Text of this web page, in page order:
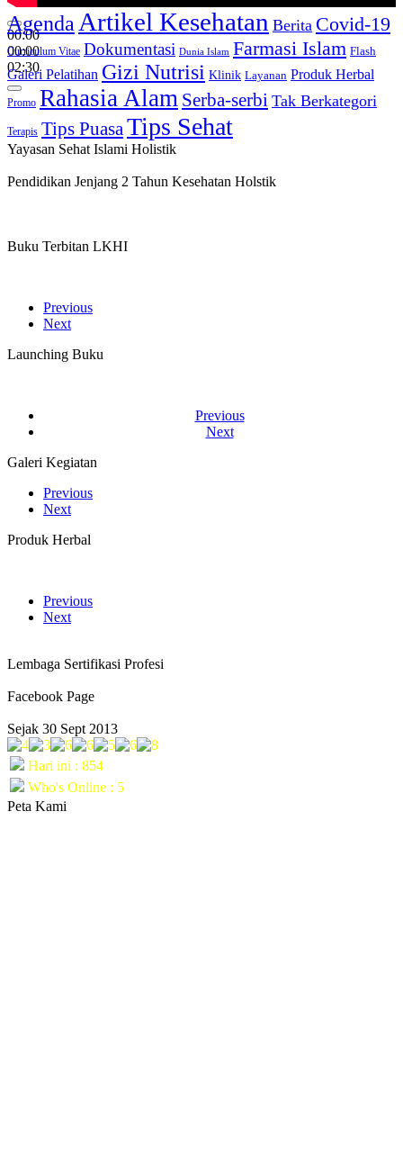
00:00
00:00
02:30
Agenda Artikel Kesehatan Berita Covid-19
Curriculum Vitae Dokumentasi Dunia Islam Farmasi Islam Flash
Galeri Pelatihan Gizi Nutrisi Klinik Layanan Produk Herbal
Promo Rahasia Alam Serba-serbi Tak Berkategori
Terapis Tips PuasaTips Sehat
Yayasan Sehat Islami Holistik
Pendidikan Jenjang 2 Tahun Kesehatan Holstik
Buku Terbitan LKHI
Previous
Next
Launching Buku
Previous
Next
Galeri Kegiatan
Previous
Next
Produk Herbal
Previous
Next
Lembaga Sertifikasi Profesi
Facebook Page
Sejak 30 Sept 2013
Hari ini : 854
Who's Online : 5
Peta Kami